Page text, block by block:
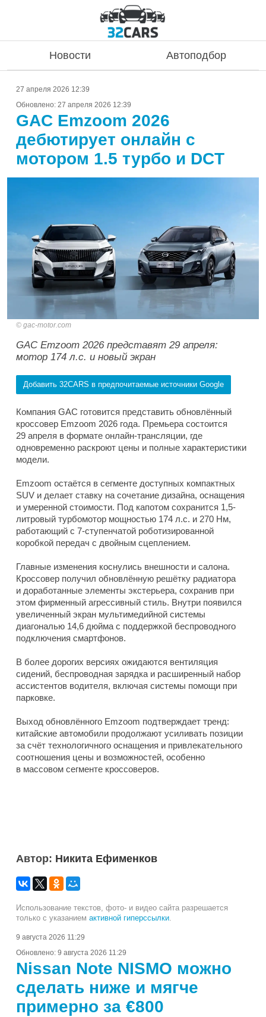
Новости Автоподбор
27 апреля 2026 12:39
Обновлено: 27 апреля 2026 12:39
GAC Emzoom 2026
дебютирует онлайн с
мотором 1.5 турбо и DCT
gac-motor.com
GAC Emzoom 2026 представят 29 апреля:
мотор 174 л.с. и новый экран
Добавить 32CARS в предпочитаемые источники Google
Компания GAC готовится представить обновлённый
кроссовер Emzoom 2026 года. Премьера состоится
29 апреля в формате онлайн-трансляции, где
одновременно раскроют цены и полные характеристики
модели.
Emzoom остаётся в сегменте доступных компактных
SUV и делает ставку на сочетание дизайна, оснащения
и умеренной стоимости. Под капотом сохранится 1,5-
литровый турбомотор мощностью 174 л.с. и 270 Нм,
работающий с 7-ступенчатой роботизированной
коробкой передач с двойным сцеплением.
Главные изменения коснулись внешности и салона.
Кроссовер получил обновлённую решётку радиатора
и доработанные элементы экстерьера, сохранив при
этом фирменный агрессивный стиль. Внутри появился
увеличенный экран мультимедийной системы
диагональю 14,6 дюйма с поддержкой беспроводного
подключения смартфонов.
В более дорогих версиях ожидаются вентиляция
сидений, беспроводная зарядка и расширенный набор
ассистентов водителя, включая системы помощи при
парковке.
Выход обновлённого Emzoom подтверждает тренд:
китайские автомобили продолжают усиливать позиции
за счёт технологичного оснащения и привлекательного
соотношения цены и возможностей, особенно
в массовом сегменте кроссоверов.
Автор: Никита Ефименков
Использование текстов, фото- и видео сайта разрешается
только с указанием активной гиперссылки.
9 августа 2026 11:29
Обновлено: 9 августа 2026 11:29
Nissan Note NISMO можно
сделать ниже и мягче
примерно за €800